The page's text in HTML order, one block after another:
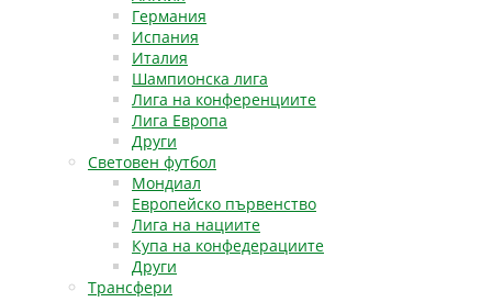
Германия
Испания
Италия
Шампионска лига
Лига на конференциите
Лига Европа
Други
Световен футбол
Мондиал
Европейско първенство
Лига на нациите
Купа на конфедерациите
Други
Трансфери